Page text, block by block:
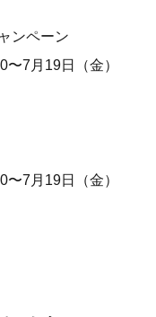
ンペーン
7月19日（金）
7月19日（金）